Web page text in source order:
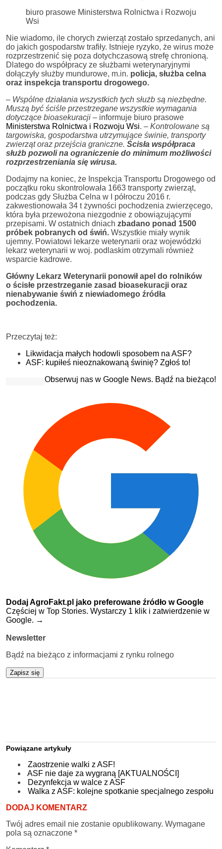
biuro prasowe Ministerstwa Rolnictwa i Rozwoju
Wsi
Nie wiadomo, ile chorych zwierząt zostało sprzedanych, ani
do jakich gospodarstw trafiły. Istnieje ryzyko, że wirus może
rozprzestrzenić się poza dotychczasową strefę chronioną.
Dlatego do współpracy ze służbami weterynaryjnymi
dołączyły służby mundurowe, m.in. policja, służba celna
oraz inspekcja transportu drogowego.
– Wspólne działania wszystkich tych służb są niezbędne.
Muszą być ściśle przestrzegane wszystkie wymagania
dotyczące bioasekuracji – informuje biuro prasowe
Ministerstwa Rolnictwa i Rozwoju Wsi. – Kontrolowane są
targowiska, gospodarstwa utrzymujące świnie, transporty
zwierząt oraz przejścia graniczne. Ścisła współpraca
służb pozwoli na ograniczenie do minimum możliwości
rozprzestrzeniania się wirusa.
Dodajmy na koniec, że Inspekcja Transportu Drogowego od
początku roku skontrolowała 1663 transporty zwierząt,
podczas gdy Służba Celna w I półroczu 2016 r.
zakwestionowała 34 t żywności pochodzenia zwierzęcego,
która była przewożona niezgodnie z obowiązującymi
przepisami. W ostatnich dniach zbadano ponad 1500
próbek pobranych od świń. Wszystkie miały wynik
ujemny. Powiatowi lekarze weterynarii oraz wojewódzki
lekarz weterynarii w woj. podlaskim otrzymali również
wsparcie kadrowe.
Główny Lekarz Weterynarii ponowił apel do rolników
o ścisłe przestrzeganie zasad bioasekuracji oraz
nienabywanie świń z niewiadomego źródła
pochodzenia.
Przeczytaj też:
Likwidacja małych hodowli sposobem na ASF?
ASF: kupiłeś nieoznakowaną świnię? Zgłoś to!
Obserwuj nas w Google News. Bądź na bieżąco!
Dodaj AgroFakt.pl jako preferowane źródło w Google
Częściej w Top Stories. Wystarczy 1 klik i zatwierdzenie w
Google. →
Newsletter
Bądź na bieżąco z informacjami z rynku rolnego
Zapisz się
Powiązane artykuły
Zaostrzenie walki z ASF!
ASF nie daje za wygraną [AKTUALNOŚCI]
Dezynfekcja w walce z ASF
Walka z ASF: kolejne spotkanie specjalnego zespołu
DODAJ KOMENTARZ
Twój adres email nie zostanie opublikowany. Wymagane
pola są oznaczone *